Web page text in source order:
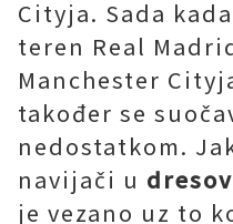
Cityja. Sada
teren Real
Manchester
također se
nedostatkom.
navijači u
je vezano uz to